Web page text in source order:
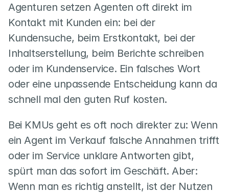
Agenturen setzen Agenten oft direkt im
Kontakt mit Kunden ein: bei der
Kundensuche, beim Erstkontakt, bei der
Inhaltserstellung, beim Berichte schreiben
oder im Kundenservice. Ein falsches Wort
oder eine unpassende Entscheidung kann da
schnell mal den guten Ruf kosten.
Bei KMUs geht es oft noch direkter zu: Wenn
ein Agent im Verkauf falsche Annahmen trifft
oder im Service unklare Antworten gibt,
spürt man das sofort im Geschäft. Aber:
Wenn man es richtig anstellt, ist der Nutzen